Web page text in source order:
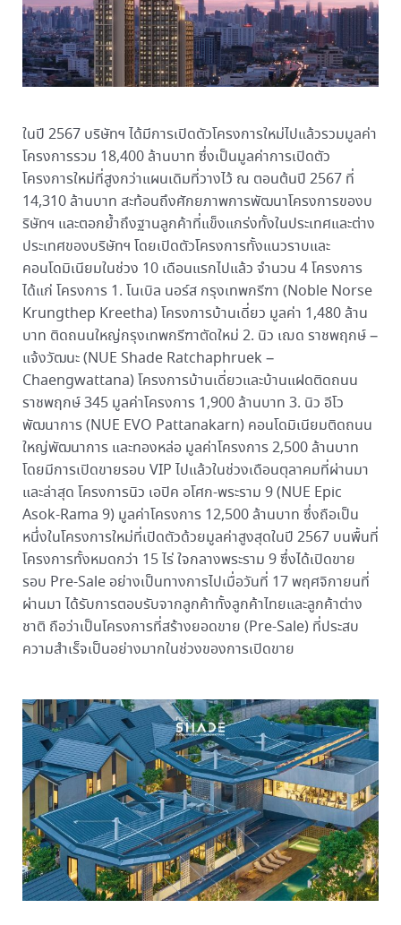
ในปี 2567 บริษัทฯ ได้มีการเปิดตัวโครงการใหม่ไปแล้วรวมมูลค่า
โครงการรวม 18,400 ล้านบาท ซึ่งเป็นมูลค่าการเปิดตัว
โครงการใหม่ที่สูงกว่าแผนเดิมที่วางไว้ ณ ตอนต้นปี 2567 ที่
14,310 ล้านบาท สะท้อนถึงศักยภาพการพัฒนาโครงการของบ
ริษัทฯ และตอกย้ำถึงฐานลูกค้าที่แข็งแกร่งทั้งในประเทศและต่าง
ประเทศของบริษัทฯ โดยเปิดตัวโครงการทั้งแนวราบและ
คอนโดมิเนียมในช่วง 10 เดือนแรกไปแล้ว จำนวน 4 โครงการ
ได้แก่ โครงการ 1. โนเบิล นอร์ส กรุงเทพกรีฑา (Noble Norse
Krungthep Kreetha) โครงการบ้านเดี่ยว มูลค่า 1,480 ล้าน
บาท ติดถนนใหญ่กรุงเทพกรีฑาตัดใหม่ 2. นิว เฌด ราชพฤกษ์ –
แจ้งวัฒนะ (NUE Shade Ratchaphruek –
Chaengwattana) โครงการบ้านเดี่ยวและบ้านแฝดติดถนน
ราชพฤกษ์ 345 มูลค่าโครงการ 1,900 ล้านบาท 3. นิว อีโว
พัฒนาการ (NUE EVO Pattanakarn) คอนโดมิเนียมติดถนน
ใหญ่พัฒนาการ และทองหล่อ มูลค่าโครงการ 2,500 ล้านบาท
โดยมีการเปิดขายรอบ VIP ไปแล้วในช่วงเดือนตุลาคมที่ผ่านมา
และล่าสุด โครงการนิว เอปิค อโศก-พระราม 9 (NUE Epic
Asok-Rama 9) มูลค่าโครงการ 12,500 ล้านบาท ซึ่งถือเป็น
หนึ่งในโครงการใหม่ที่เปิดตัวด้วยมูลค่าสูงสุดในปี 2567 บนพื้นที่
โครงการทั้งหมดกว่า 15 ไร่ ใจกลางพระราม 9 ซึ่งได้เปิดขาย
รอบ Pre-Sale อย่างเป็นทางการไปเมื่อวันที่ 17 พฤศจิกายนที่
ผ่านมา ได้รับการตอบรับจากลูกค้าทั้งลูกค้าไทยและลูกค้าต่าง
ชาติ ถือว่าเป็นโครงการที่สร้างยอดขาย (Pre-Sale) ที่ประสบ
ความสำเร็จเป็นอย่างมากในช่วงของการเปิดขาย